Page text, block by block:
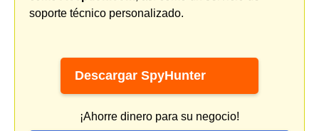
soporte técnico personalizado.
Descargar SpyHunter
¡Ahorre dinero para su negocio!